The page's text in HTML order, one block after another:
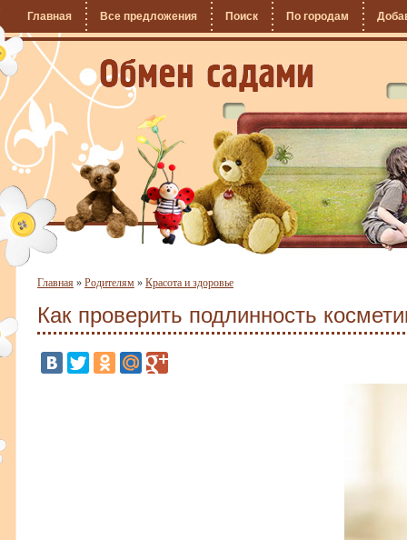
Главная Все предложения Поиск По городам
Главная » Родителям » Красота и здоровье
Как проверить подлинность